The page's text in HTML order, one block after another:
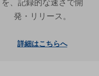
発・リリース。
詳細はこちらへ